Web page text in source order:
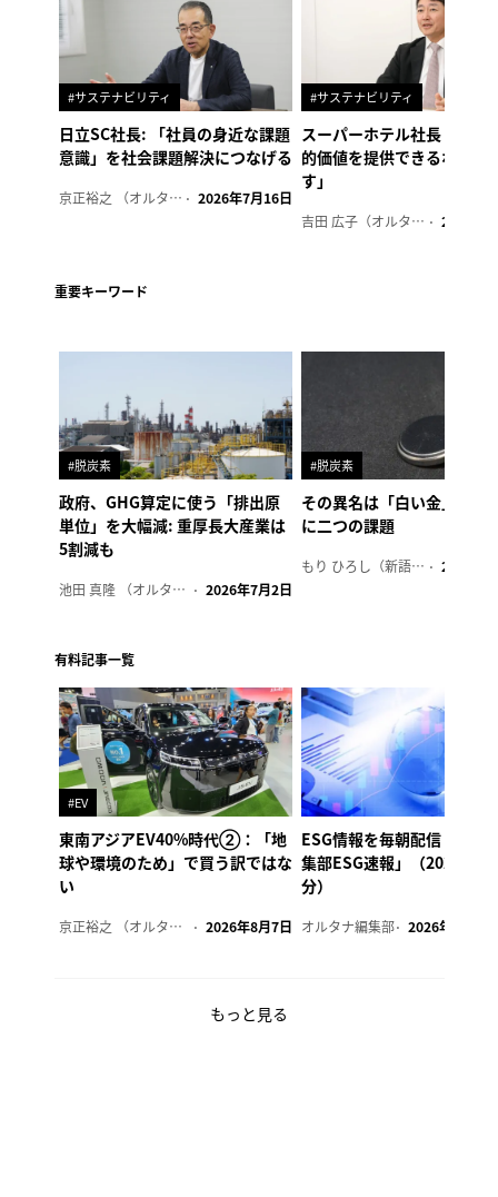
#サステナビリティ
日立SC社長: 「社員の身近な課題
意識」を社会課題解決につなげる
京正裕之 （オルタナ副編集長） 2026年7月16日
#サステナビリティ
スーパーホテル社長「地域
的価値を提供できるホテル
す」
吉田 広子（オルタナ輪番編集長） 2026年6
重要キーワード
#脱炭素
政府、GHG算定に使う「排出原
単位」を大幅減: 重厚長大産業は
5割減も
池田 真隆 （オルタナ輪番編集長） 2026年7月2日
#脱炭素
その異名は「白い金」、リ
に二つの課題
もり ひろし（新語ウォッチャー） 2023年7
有料記事一覧
#EV
東南アジアEV40%時代②：「地
球や環境のため」で買う訳ではな
い
京正裕之 （オルタナ副編集長） 2026年8月7日
ESG情報を毎朝配信「オル
集部ESG速報」（2026年8
分）
オルタナ編集部 2026年8月7日
もっと見る